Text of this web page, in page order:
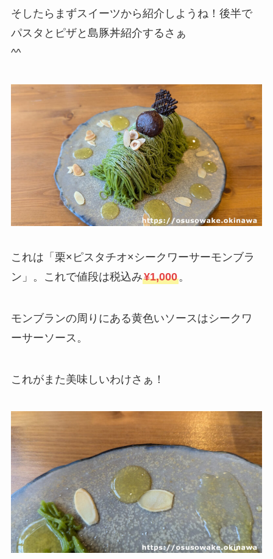
そしたらまずスイーツから紹介しようね！後半で
パスタとピザと島豚丼紹介するさぁ
^^
これは「栗×ピスタチオ×シークワーサーモンブラ
ン」。これで値段は税込み¥1,000。
モンブランの周りにある黄色いソースはシークワ
ーサーソース。
これがまた美味しいわけさぁ！